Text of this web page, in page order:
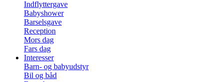
Indflyttergave
Babyshower
Barselsgave
Reception
Mors dag
Fars dag
Interesser
Barn- og babyudstyr
Bil og båd